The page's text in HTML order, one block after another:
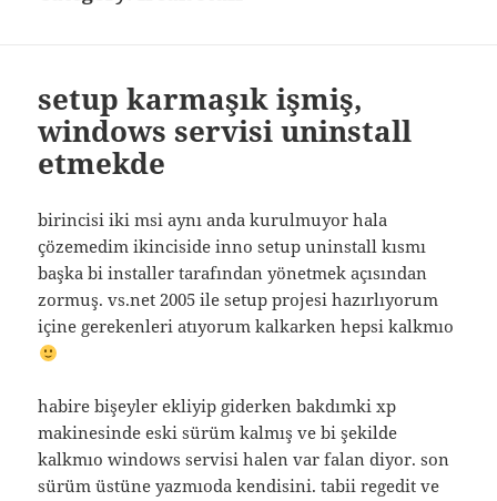
setup karmaşık işmiş,
windows servisi uninstall
etmekde
birincisi iki msi aynı anda kurulmuyor hala
çözemedim ikinciside inno setup uninstall kısmı
başka bi installer tarafından yönetmek açısından
zormuş. vs.net 2005 ile setup projesi hazırlıyorum
içine gerekenleri atıyorum kalkarken hepsi kalkmıo
habire bişeyler ekliyip giderken bakdımki xp
makinesinde eski sürüm kalmış ve bi şekilde
kalkmıo windows servisi halen var falan diyor. son
sürüm üstüne yazmıoda kendisini. tabii regedit ve